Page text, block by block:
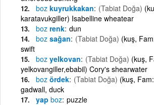
boz kuyrukkakan (Tabiat Doğa)
karatavukgiller) Isabelline wheatear
boz renk dun
boz sağan (Tabiat Doğa) (kuş,
swift
boz yelkovan (Tabiat Doğa) (kuş,
yelkovangiller,ebabil) Cory's shearwater
boz ördek (Tabiat Doğa) (kuş,
gadwall, duck
yap boz puzzle